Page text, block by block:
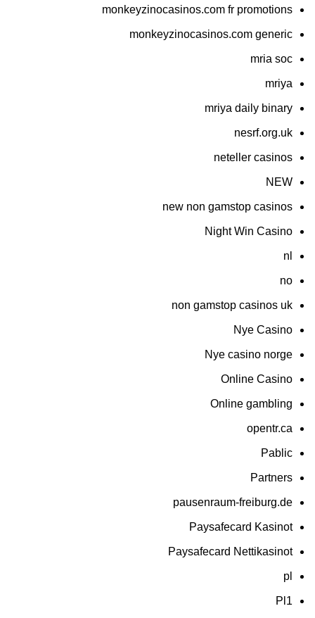
monkeyzinocasinos.com fr promotions
monkeyzinocasinos.com generic
mria soc
mriya
mriya daily binary
nesrf.org.uk
neteller casinos
NEW
new non gamstop casinos
Night Win Casino
nl
no
non gamstop casinos uk
Nye Casino
Nye casino norge
Online Casino
Online gambling
opentr.ca
Pablic
Partners
pausenraum-freiburg.de
Paysafecard Kasinot
Paysafecard Nettikasinot
pl
Pl1